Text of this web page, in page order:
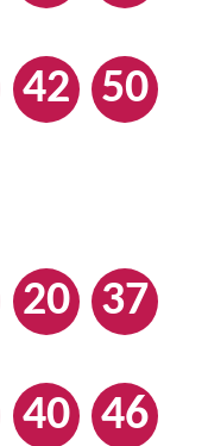
42 50
20 37
40 46